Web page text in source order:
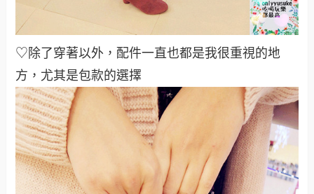
♡除了穿著以外，配件一直也都是我很重視的地
方，尤其是包款的選擇